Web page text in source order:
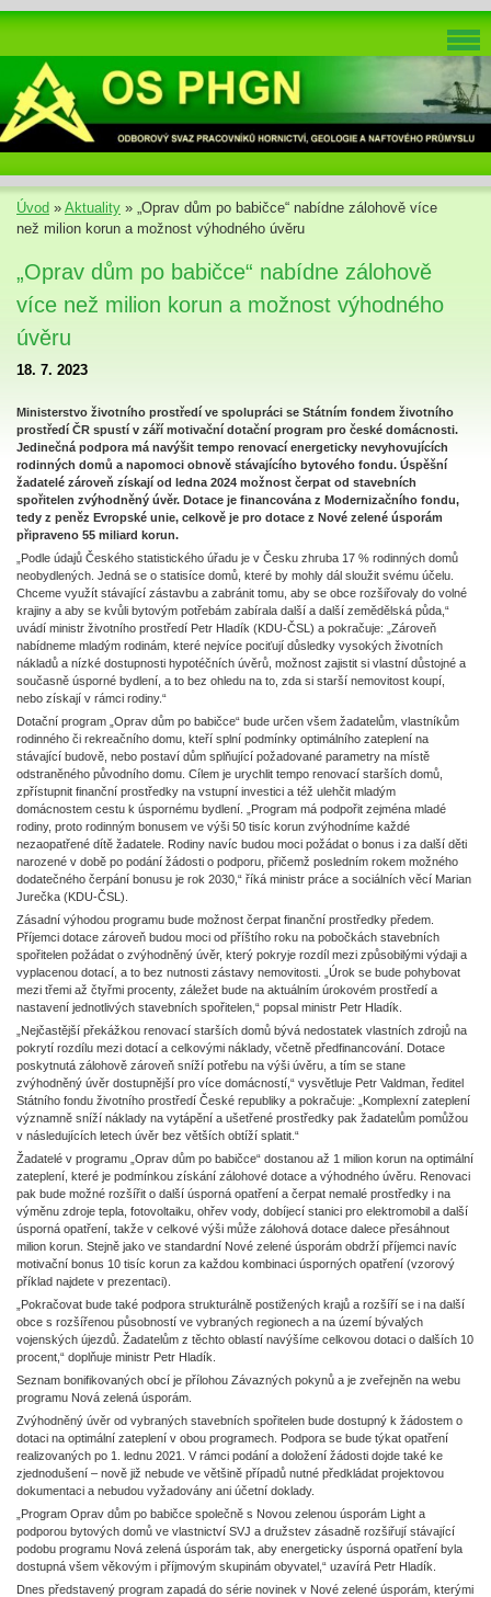
Úvod » Aktuality » „Oprav dům po babičce“ nabídne zálohově více
než milion korun a možnost výhodného úvěru
„Oprav dům po babičce“ nabídne zálohově
více než milion korun a možnost výhodného
úvěru
18. 7. 2023
Ministerstvo životního prostředí ve spolupráci se Státním fondem životního
prostředí ČR spustí v září motivační dotační program pro české domácnosti.
Jedinečná podpora má navýšit tempo renovací energeticky nevyhovujících
rodinných domů a napomoci obnově stávajícího bytového fondu. Úspěšní
žadatelé zároveň získají od ledna 2024 možnost čerpat od stavebních
spořitelen zvýhodněný úvěr. Dotace je financována z Modernizačního fondu,
tedy z peněz Evropské unie, celkově je pro dotace z Nové zelené úsporám
připraveno 55 miliard korun.
„Podle údajů Českého statistického úřadu je v Česku zhruba 17 % rodinných domů
neobydlených. Jedná se o statisíce domů, které by mohly dál sloužit svému účelu.
Chceme využít stávající zástavbu a zabránit tomu, aby se obce rozšiřovaly do volné
krajiny a aby se kvůli bytovým potřebám zabírala další a další zemědělská půda,“
uvádí ministr životního prostředí Petr Hladík (KDU-ČSL) a pokračuje: „Zároveň
nabídneme mladým rodinám, které nejvíce pociťují důsledky vysokých životních
nákladů a nízké dostupnosti hypotéčních úvěrů, možnost zajistit si vlastní důstojné a
současně úsporné bydlení, a to bez ohledu na to, zda si starší nemovitost koupí,
nebo získají v rámci rodiny.“
Dotační program „Oprav dům po babičce“ bude určen všem žadatelům, vlastníkům
rodinného či rekreačního domu, kteří splní podmínky optimálního zateplení na
stávající budově, nebo postaví dům splňující požadované parametry na místě
odstraněného původního domu. Cílem je urychlit tempo renovací starších domů,
zpřístupnit finanční prostředky na vstupní investici a též ulehčit mladým
domácnostem cestu k úspornému bydlení. „Program má podpořit zejména mladé
rodiny, proto rodinným bonusem ve výši 50 tisíc korun zvýhodníme každé
nezaopatřené dítě žadatele. Rodiny navíc budou moci požádat o bonus i za další děti
narozené v době po podání žádosti o podporu, přičemž posledním rokem možného
dodatečného čerpání bonusu je rok 2030,“ říká ministr práce a sociálních věcí Marian
Jurečka (KDU-ČSL).
Zásadní výhodou programu bude možnost čerpat finanční prostředky předem.
Příjemci dotace zároveň budou moci od příštího roku na pobočkách stavebních
spořitelen požádat o zvýhodněný úvěr, který pokryje rozdíl mezi způsobilými výdaji a
vyplacenou dotací, a to bez nutnosti zástavy nemovitosti. „Úrok se bude pohybovat
mezi třemi až čtyřmi procenty, záležet bude na aktuálním úrokovém prostředí a
nastavení jednotlivých stavebních spořitelen,“ popsal ministr Petr Hladík.
„Nejčastější překážkou renovací starších domů bývá nedostatek vlastních zdrojů na
pokrytí rozdílu mezi dotací a celkovými náklady, včetně předfinancování. Dotace
poskytnutá zálohově zároveň sníží potřebu na výši úvěru, a tím se stane
zvýhodněný úvěr dostupnější pro více domácností,“ vysvětluje Petr Valdman, ředitel
Státního fondu životního prostředí České republiky a pokračuje: „Komplexní zateplení
významně sníží náklady na vytápění a ušetřené prostředky pak žadatelům pomůžou
v následujících letech úvěr bez větších obtíží splatit.“
Žadatelé v programu „Oprav dům po babičce“ dostanou až 1 milion korun na optimální
zateplení, které je podmínkou získání zálohové dotace a výhodného úvěru. Renovaci
pak bude možné rozšířit o další úsporná opatření a čerpat nemalé prostředky i na
výměnu zdroje tepla, fotovoltaiku, ohřev vody, dobíjecí stanici pro elektromobil a další
úsporná opatření, takže v celkové výši může zálohová dotace dalece přesáhnout
milion korun. Stejně jako ve standardní Nové zelené úsporám obdrží příjemci navíc
motivační bonus 10 tisíc korun za každou kombinaci úsporných opatření (vzorový
příklad najdete v prezentaci).
„Pokračovat bude také podpora strukturálně postižených krajů a rozšíří se i na další
obce s rozšířenou působností ve vybraných regionech a na území bývalých
vojenských újezdů. Žadatelům z těchto oblastí navýšíme celkovou dotaci o dalších 10
procent,“ doplňuje ministr Petr Hladík.
Seznam bonifikovaných obcí je přílohou Závazných pokynů a je zveřejněn na webu
programu Nová zelená úsporám.
Zvýhodněný úvěr od vybraných stavebních spořitelen bude dostupný k žádostem o
dotaci na optimální zateplení v obou programech. Podpora se bude týkat opatření
realizovaných po 1. lednu 2021. V rámci podání a doložení žádosti dojde také ke
zjednodušení – nově již nebude ve většině případů nutné předkládat projektovou
dokumentaci a nebudou vyžadovány ani účetní doklady.
„Program Oprav dům po babičce společně s Novou zelenou úsporám Light a
podporou bytových domů ve vlastnictví SVJ a družstev zásadně rozšiřují stávající
podobu programu Nová zelená úsporám tak, aby energeticky úsporná opatření byla
dostupná všem věkovým i příjmovým skupinám obyvatel,“ uzavírá Petr Hladík.
Dnes představený program zapadá do série novinek v Nové zelené úsporám, kterými